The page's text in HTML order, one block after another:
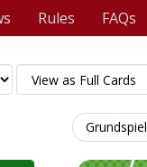
Rules FAQs
Grundspiel